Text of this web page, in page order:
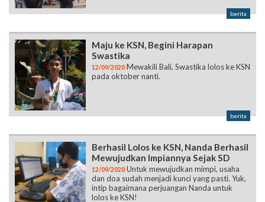
berita
Maju ke KSN, Begini Harapan
Swastika
12/09/2020 Mewakili Bali, Swastika lolos ke KSN
pada oktober nanti.
berita
Berhasil Lolos ke KSN, Nanda Berhasil
Mewujudkan Impiannya Sejak SD
12/09/2020 Untuk mewujudkan mimpi, usaha
dan doa sudah menjadi kunci yang pasti. Yuk,
intip bagaimana perjuangan Nanda untuk
lolos ke KSN!